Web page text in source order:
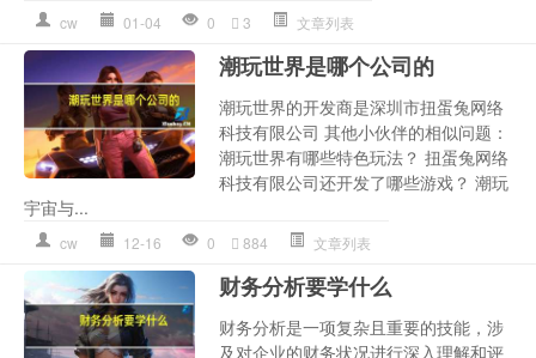
cw 01-04 0 3 文章列表
潮玩世界是哪个公司的
潮玩世界的开发商是深圳市扭蛋兔网络
科技有限公司 其他小伙伴的相似问题：
潮玩世界有哪些特色玩法？ 扭蛋兔网络
科技有限公司还开发了哪些游戏？ 潮玩
宇宙与...
cw 12-16 0 884 文章列表
财务分析要学什么
财务分析是一项复杂且重要的技能，涉
及对企业的财务状况进行深入理解和评